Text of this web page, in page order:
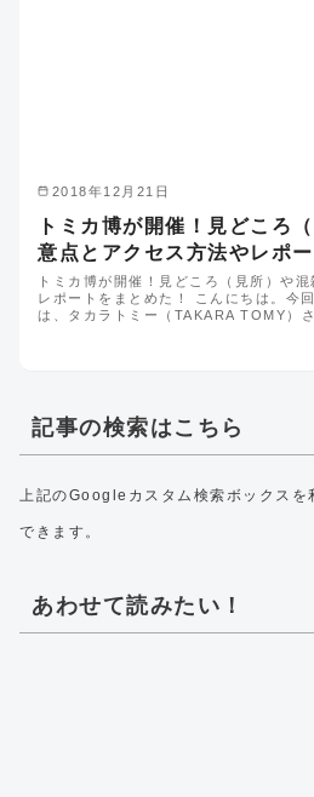
2018年12月21日
トミカ博が開催！見どころ
意点とアクセス方法やレポ
トミカ博が開催！見どころ（見所）や
レポートをまとめた！ こんにちは。今
は、タカラトミー（TAKARA TOMY）
記事の検索はこちら
上記のGoogleカスタム検索ボックスを
できます。
あわせて読みたい！